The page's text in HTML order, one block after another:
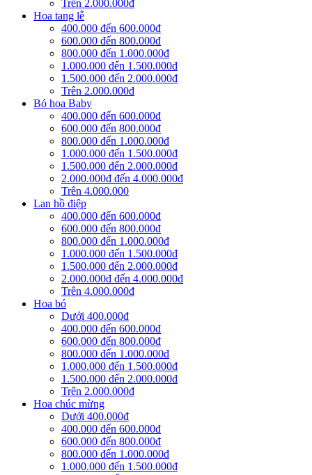
Trên 2.000.000đ
Hoa tang lễ
400.000 đến 600.000đ
600.000 đến 800.000đ
800.000 đến 1.000.000đ
1.000.000 đến 1.500.000đ
1.500.000 đến 2.000.000đ
Trên 2.000.000đ
Bó hoa Baby
400.000 đến 600.000đ
600.000 đến 800.000đ
800.000 đến 1.000.000đ
1.000.000 đến 1.500.000đ
1.500.000 đến 2.000.000đ
2.000.000đ đến 4.000.000đ
Trên 4.000.000
Lan hồ điệp
400.000 đến 600.000đ
600.000 đến 800.000đ
800.000 đến 1.000.000đ
1.000.000 đến 1.500.000đ
1.500.000 đến 2.000.000đ
2.000.000đ đến 4.000.000đ
Trên 4.000.000đ
Hoa bó
Dưới 400.000đ
400.000 đến 600.000đ
600.000 đến 800.000đ
800.000 đến 1.000.000đ
1.000.000 đến 1.500.000đ
1.500.000 đến 2.000.000đ
Trên 2.000.000đ
Hoa chúc mừng
Dưới 400.000đ
400.000 đến 600.000đ
600.000 đến 800.000đ
800.000 đến 1.000.000đ
1.000.000 đến 1.500.000đ